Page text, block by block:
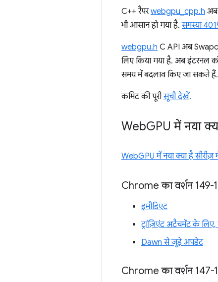
C++ रैपरwebgpu_cpp.h अब
भी आसान हो गया है.समस्या
webgpu.h C API अब
लिए किया गया है. अब इंटरनल
समय में बदलाव किए जा सकते हैं.
कमिट की पूरीसूची देखें.
WebGPU में नया
WebGPU में नया क्या है सीरीज़
Chrome का वर्शन 149-
इमीडिएट
ट्रांज़िएंट अटैचमेंट के
Dawn से जुड़े अपडेट
Chrome का वर्शन 147-